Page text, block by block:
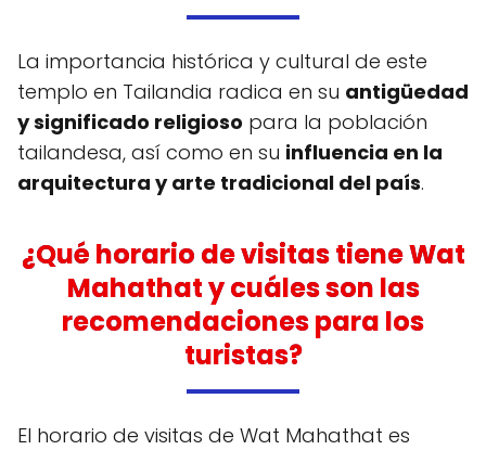
La importancia histórica y cultural de este
templo en Tailandia radica en su antigüedad
y significado religioso para la población
tailandesa, así como en su influencia en la
arquitectura y arte tradicional del país.
¿Qué horario de visitas tiene Wat
Mahathat y cuáles son las
recomendaciones para los
turistas?
El horario de visitas de Wat Mahathat es